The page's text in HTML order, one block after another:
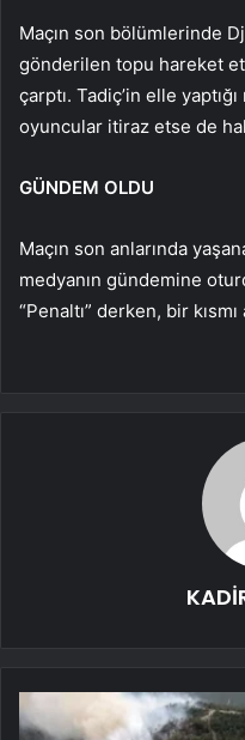
Maçın son bölümlerinde
gönderilen topu hareket
çarptı. Tadiç’in elle
oyuncular itiraz etse de
GÜNDEM OLDU
Maçın son anlarında
medyanın gündemine
“Penaltı” derken, bir